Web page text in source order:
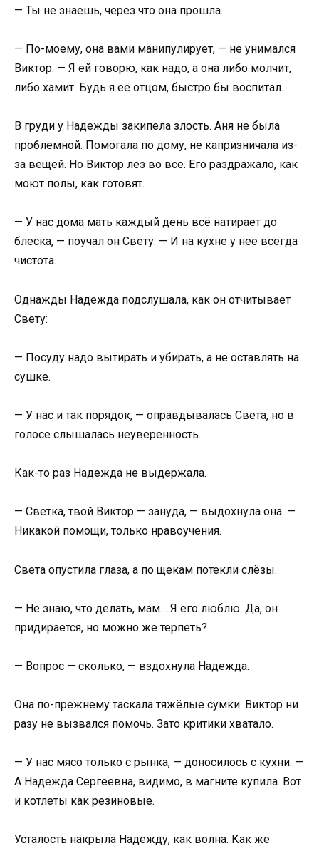
— Ты не знаешь, через что она прошла.
— По-моему, она вами манипулирует, — не унимался
Виктор. — Я ей говорю, как надо, а она либо молчит,
либо хамит. Будь я её отцом, быстро бы воспитал.
В груди у Надежды закипела злость. Аня не была
проблемной. Помогала по дому, не капризничала из-
за вещей. Но Виктор лез во всё. Его раздражало, как
моют полы, как готовят.
— У нас дома мать каждый день всё натирает до
блеска, — поучал он Свету. — И на кухне у неё всегда
чистота.
Однажды Надежда подслушала, как он отчитывает
Свету:
— Посуду надо вытирать и убирать, а не оставлять на
сушке.
— У нас и так порядок, — оправдывалась Света, но в
голосе слышалась неуверенность.
Как-то раз Надежда не выдержала.
— Светка, твой Виктор — зануда, — выдохнула она. —
Никакой помощи, только нравоучения.
Света опустила глаза, а по щекам потекли слёзы.
— Не знаю, что делать, мам… Я его люблю. Да, он
придирается, но можно же терпеть?
— Вопрос — сколько, — вздохнула Надежда.
Она по-прежнему таскала тяжёлые сумки. Виктор ни
разу не вызвался помочь. Зато критики хватало.
— У нас мясо только с рынка, — доносилось с кухни. —
А Надежда Сергеевна, видимо, в магните купила. Вот
и котлеты как резиновые.
Усталость накрыла Надежду, как волна. Как же